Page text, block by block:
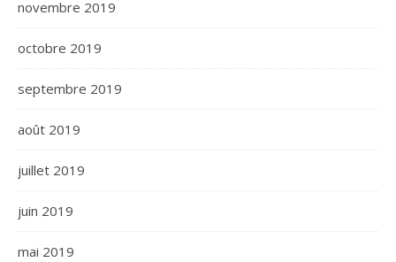
novembre 2019
octobre 2019
septembre 2019
août 2019
juillet 2019
juin 2019
mai 2019